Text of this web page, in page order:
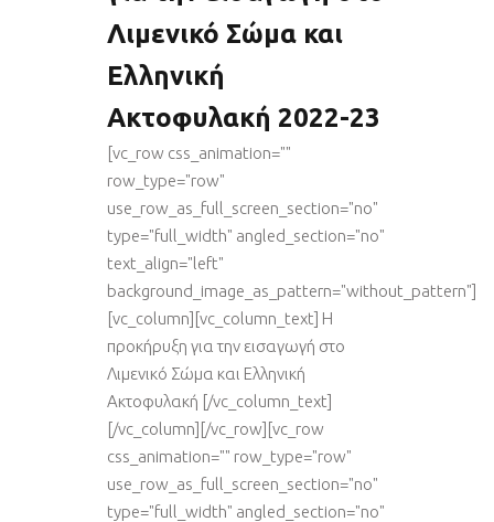
Λιμενικό Σώμα και
Ελληνική
Ακτοφυλακή 2022-23
[vc_row css_animation=""
row_type="row"
use_row_as_full_screen_section="no"
type="full_width" angled_section="no"
text_align="left"
background_image_as_pattern="without_pattern"]
[vc_column][vc_column_text] Η
προκήρυξη για την εισαγωγή στο
Λιμενικό Σώμα και Ελληνική
Ακτοφυλακή [/vc_column_text]
[/vc_column][/vc_row][vc_row
css_animation="" row_type="row"
use_row_as_full_screen_section="no"
type="full_width" angled_section="no"